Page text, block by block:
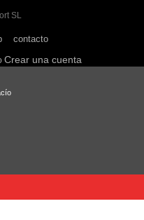
contacto
Crear una cuenta